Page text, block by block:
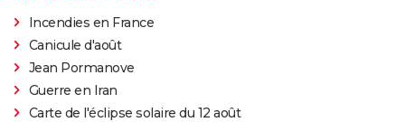
Incendies en France
Canicule d'août
Jean Pormanove
Guerre en Iran
Carte de l'éclipse solaire du 12 août